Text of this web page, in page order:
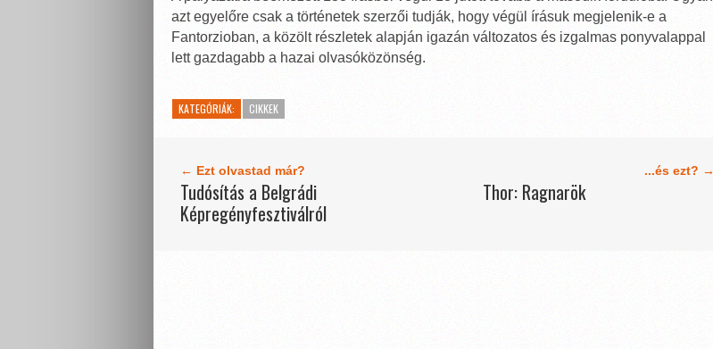
azt egyelőre csak a történetek szerzői tudják, hogy végül írásuk megjelenik-e a
Fantorzioban, a közölt részletek alapján igazán változatos és izgalmas ponyvalappal
lett gazdagabb a hazai olvasóközönség.
KATEGÓRIÁK: CIKKEK
← Ezt olvastad már?
Tudósítás a Belgrádi
Képregényfesztiválról
...és ezt? →
Thor: Ragnarök